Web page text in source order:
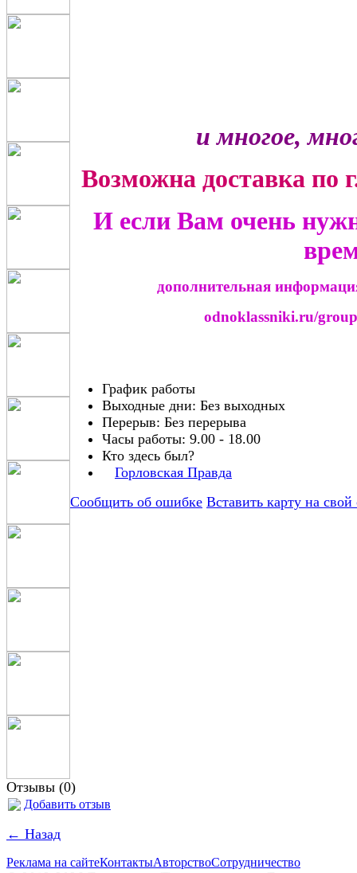
и многое,
Возможна доставка по
И если Вам очень
дополнительная
odnoklassniki.ru/
График работы
Выходные дни: Без выходных
Перерыв: Без перерыва
Часы работы: 9.00 - 18.00
Кто здесь был?
Горловская Правда
Сообщить об ошибке Вставить карту на свой
Отзывы (0)
Добавить отзыв
← Назад
Реклама на сайтеКонтактыАвторствоСотрудничество